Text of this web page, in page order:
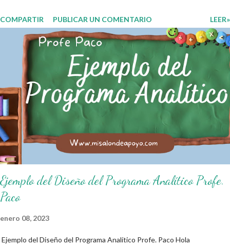
entiende las consecuencias de sus acciones, es por eso que el objetivo
fundamental de las normas de clases o reglamento de aula buscan
formar aprendientes que desde pequeños, entiendan, analizan y
practiquen las grandes responsabilidades que conlleva ser un buen
ciudadano. A continuación les compartimos algunos ejemplos de reglas
de salón de clases: 1. Cumplo con mis tareas y trabajos. 2. Cuidado mi
higiene personal. 3. Levanto la mano para hablar. 4. Pido permiso para
ir al baño 5. Deposito la basura en su lugar. 6. Cumplo con mis útiles
esc...
COMPARTIR PUBLICAR UN COMENTARIO LEER»
Ejemplo del Diseño del Programa Analítico Profe.
Paco
enero 08, 2023
Ejemplo del Diseño del Programa Analítico Profe. Paco Hola